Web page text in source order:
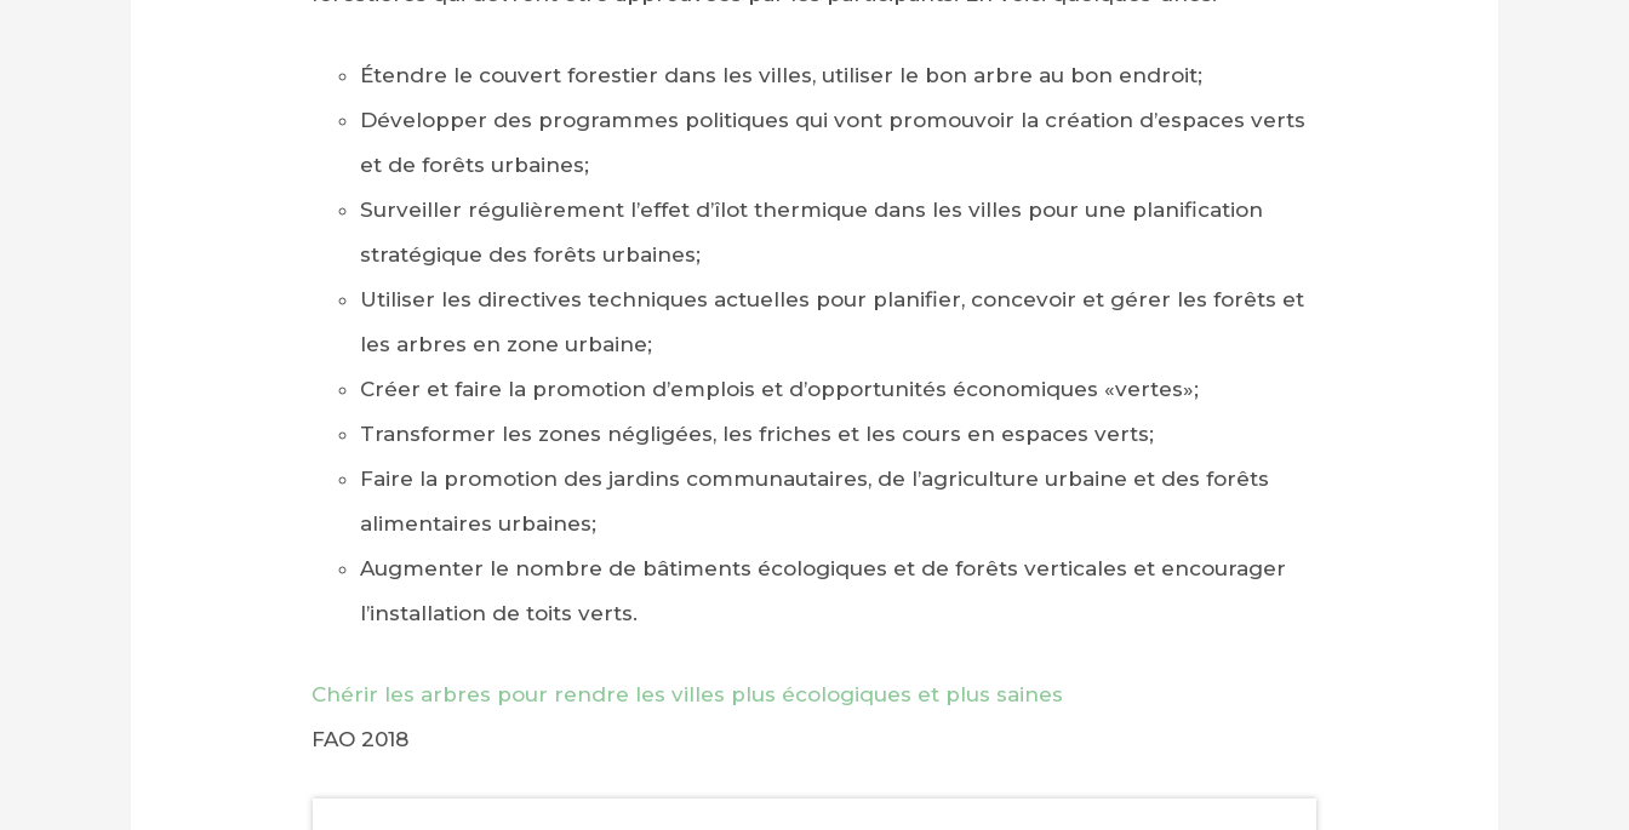
Étendre le couvert forestier dans les villes, utiliser le bon arbre au bon endroit;
Développer des programmes politiques qui vont promouvoir la création d’espaces verts
et de forêts urbaines;
Surveiller régulièrement l’effet d’îlot thermique dans les villes pour une planification
stratégique des forêts urbaines;
Utiliser les directives techniques actuelles pour planifier, concevoir et gérer les forêts et
les arbres en zone urbaine;
Créer et faire la promotion d’emplois et d’opportunités économiques «vertes»;
Transformer les zones négligées, les friches et les cours en espaces verts;
Faire la promotion des jardins communautaires, de l’agriculture urbaine et des forêts
alimentaires urbaines;
Augmenter le nombre de bâtiments écologiques et de forêts verticales et encourager
l’installation de toits verts.
Chérir les arbres pour rendre les villes plus écologiques et plus saines
FAO 2018